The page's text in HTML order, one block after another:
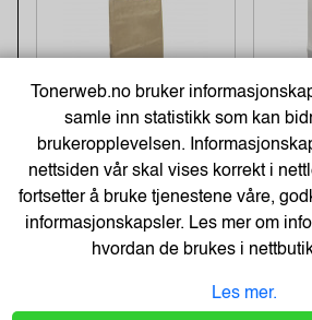
Gavepose Kraft
18X7X24Cm
M/Håndtak (25 s...
Kr.110,- 88,- Eks. Mva.
Kjøp
Krem
Tonerweb.no bruker
samle inn statistikk som kan
brukeropplevelsen.
nettsiden vår skal vises korrekt i
fortsetter å bruke tjenestene våre,
informasjonskapsler. Les mer om
hvordan de brukes i
Les mer.